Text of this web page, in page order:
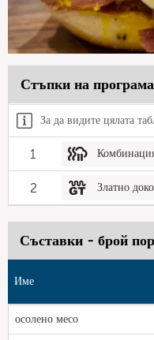
Стъпки на
За да видите цялата
1
2 Златно
Съставки - брой
Име
осолено месо